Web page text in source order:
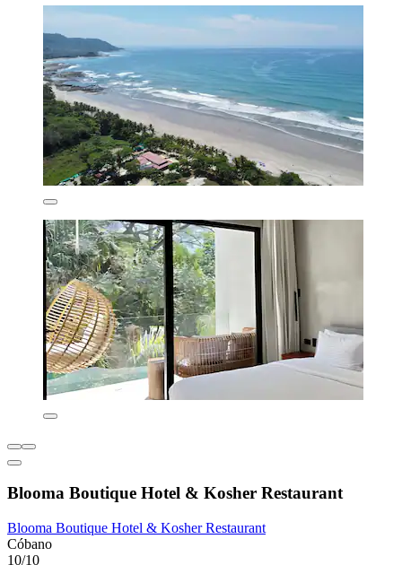
Blooma Boutique Hotel & Kosher Restaurant
Blooma Boutique Hotel & Kosher Restaurant
Cóbano
10/10